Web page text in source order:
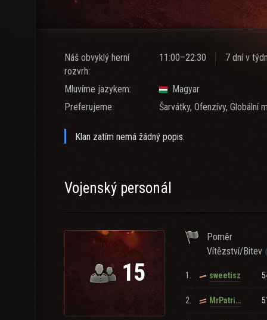
Náš obvyklý herní
rozvrh:
11:00–22:30 7 dní v
Mluvíme jazykem:
Magyar
Preferujeme:
Šarvátky, Ofenzívy, Globální
Klan zatím nemá žádný popis.
Vojenský personál
15
Poměr
Vítězství/Bitev
1. sweetisz
2. MrPatrick